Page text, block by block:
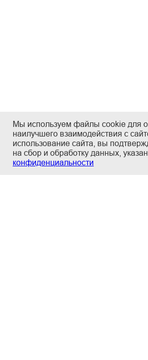
Мы используем файлы cookie для
наилучшего взаимодействия с
использование сайта, вы
на сбор и обработку данных,
конфиденциальности